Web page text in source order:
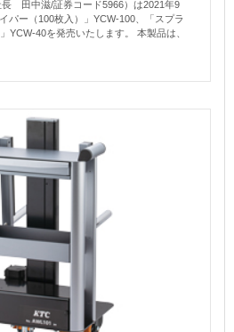
長 田中滋/証券コード5966）は2021年9
パー（100枚入）」YCW-100、「スプラ
YCW-40を発売いたします。 本製品は、